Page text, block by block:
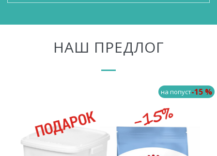
НАШ ПРЕДЛОГ
на попуст-15 %